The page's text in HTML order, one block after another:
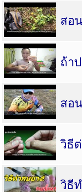
สอ
ถ้า
สอ
วิธี
วิธี